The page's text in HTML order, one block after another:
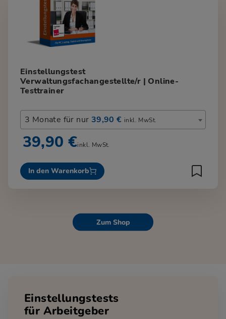
Einstellungstest
Verwaltungsfachangestellte/r | Online-
Testtrainer
3 Monate für nur 39,90 € inkl. MwSt.
39,90 €inkl. MwSt.
In den Warenkorb
Zum Shop
Einstellungstests
für Arbeitgeber